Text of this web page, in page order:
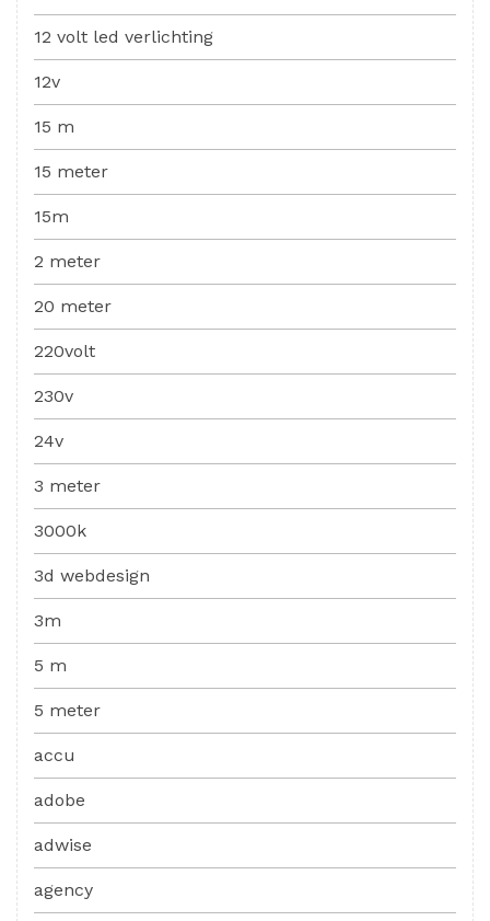
12 volt led verlichting
12v
15 m
15 meter
15m
2 meter
20 meter
220volt
230v
24v
3 meter
3000k
3d webdesign
3m
5 m
5 meter
accu
adobe
adwise
agency